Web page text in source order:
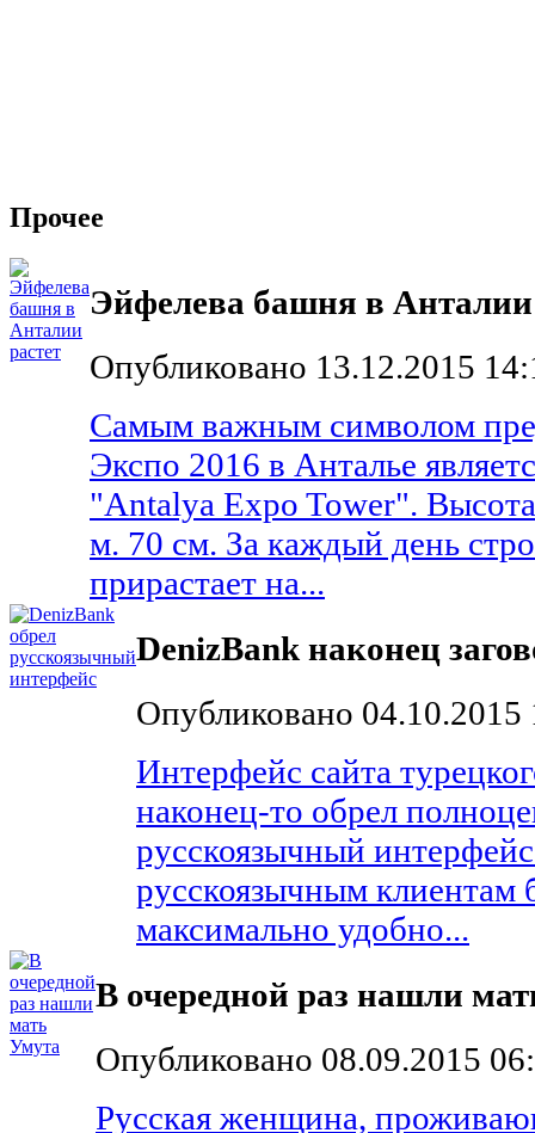
Прочее
Эйфелева башня в Анталии
Опубликовано 13.12.2015
Самым важным символом
Экспо 2016 в Анталье
"Antalya Expo Tower".
м. 70 см. За каждый день
прирастает на...
DenizBank наконец
Опубликовано 04.10.2015
Интерфейс сайта
наконец-то обрел
русскоязычный
русскоязычным клиентам
максимально удобно...
В очередной раз нашли
Опубликовано 08.09.2015
Русская женщина,